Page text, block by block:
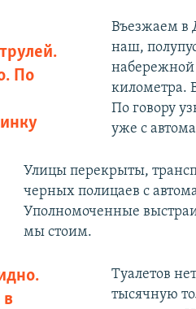
По
Въезжаем в
наш,
набережной
километра.
По говору
уже с
Улицы перекрыты,
черных полицаев с
Уполномоченные
мы стоим.
Туалетов
тысячную